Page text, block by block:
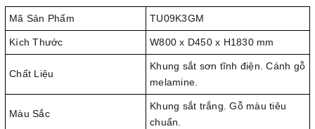
Mã Sản Phẩm TU09K3GM
Kích Thước W800 x D450 x H1830 mm
Chất Liệu
Khung sắt sơn tĩnh điện. Cánh gỗ
melamine.
Màu Sắc
Khung sắt trắng. Gỗ màu tiêu
chuẩn.